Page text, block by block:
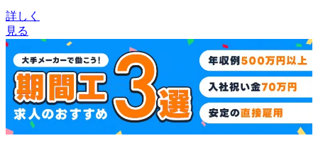
詳しく
見る